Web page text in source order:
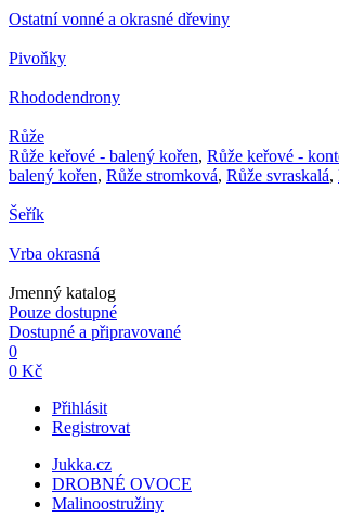
Ostatní vonné a okrasné dřeviny
Pivoňky
Rhododendrony
Růže
Růže keřové - balený kořen, Růže keřové -
balený kořen, Růže stromková, Růže svraskalá,
Šeřík
Vrba okrasná
Jmenný katalog
Pouze dostupné
Dostupné a připravované
0
0 Kč
Přihlásit
Registrovat
Jukka.cz
DROBNÉ OVOCE
Malinoostružiny